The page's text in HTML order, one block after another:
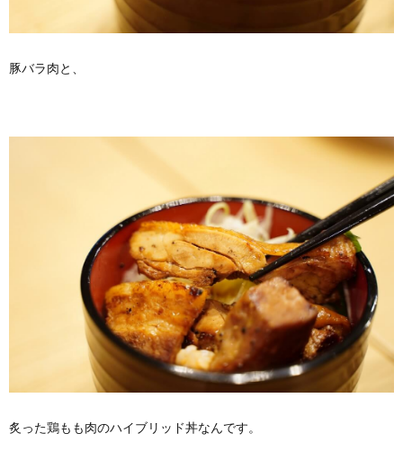
豚バラ肉と、
炙った鶏もも肉のハイブリッド丼なんです。